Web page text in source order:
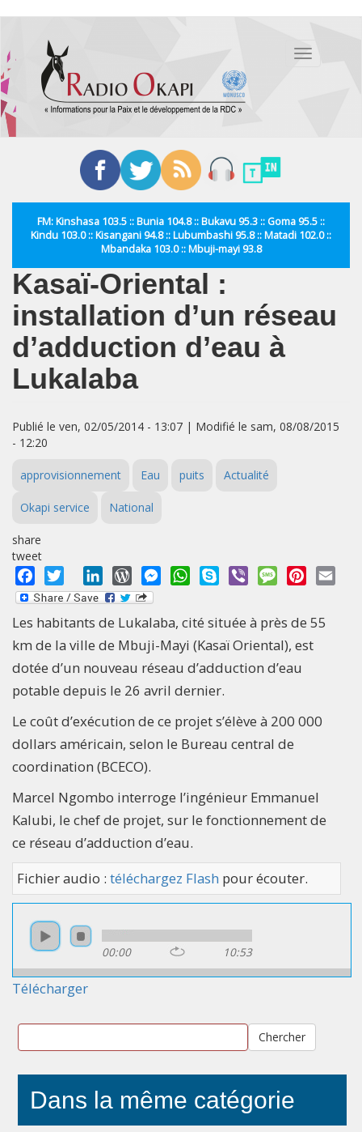
contenu
principal
Toggle
FM: Kinshasa 103.5 :: Bunia 104.8 :: Bukavu 95.3 :: Goma 95.5 ::
Kindu 103.0 :: Kisangani 94.8 :: Lubumbashi 95.8 :: Matadi 102.0 ::
Mbandaka 103.0 :: Mbuji-mayi 93.8
Kasaï-Oriental :
installation d’un réseau
d’adduction d’eau à
Lukalaba
Publié le ven, 02/05/2014 - 13:07 | Modifié le sam, 08/08/2015
- 12:20
approvisionnement Eau puits Actualité
Okapi service National
share
tweet
Facebook
Twitter LinkedInWordPressMessengerWhatsApp
Skype Viber MessagePinterest
Les habitants de Lukalaba, cité située à près de 55
km de la ville de Mbuji-Mayi (Kasaï Oriental), est
dotée d’un nouveau réseau d’adduction d’eau
potable depuis le 26 avril dernier.
Le coût d’exécution de ce projet s’élève à 200 000
dollars américain, selon le Bureau central de
coordination (BCECO).
Marcel Ngombo interroge l’ingénieur Emmanuel
Kalubi, le chef de projet, sur le fonctionnement de
ce réseau d’adduction d’eau.
Fichier audio : téléchargez Flash pour écouter.
00:00 10:53
Télécharger
Chercher
Dans la même catégorie